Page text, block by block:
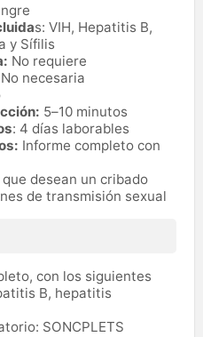
s: VIH, Hepatitis B,
y Sífilis
No requiere
No necesaria
5–10 minutos
: 4 días laborables
Informe completo con
desean un cribado
de transmisión sexual
con los siguientes
B, hepatitis
SONCPLETS